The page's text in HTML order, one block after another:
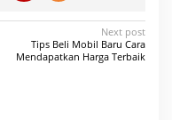
Next post
Tips Beli Mobil Baru Cara
Mendapatkan Harga Terbaik